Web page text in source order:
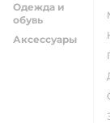
Одежда и
обувь
Аксессуары